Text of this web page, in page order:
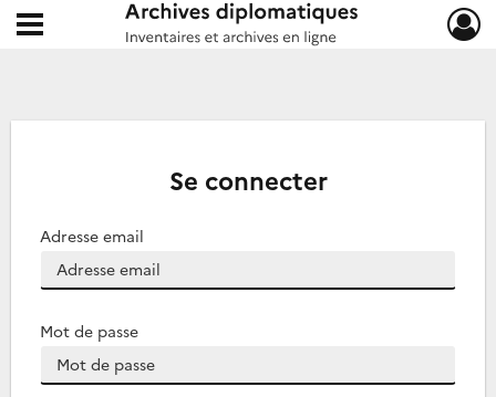
Archives diplomatiques
Ouvrir le menu déroulant
Se connecter
Adresse email
Mot de passe